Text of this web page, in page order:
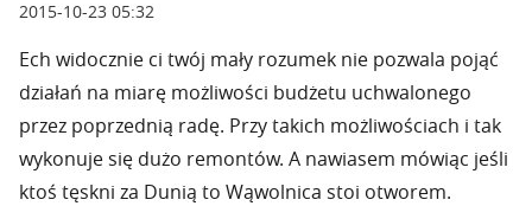
2015-10-23 05:32
Ech widocznie ci twój mały rozumek nie pozwala pojąć
działań na miarę możliwości budżetu uchwalonego
przez poprzednią radę. Przy takich możliwościach i tak
wykonuje się dużo remontów. A nawiasem mówiąc jeśli
ktoś tęskni za Dunią to Wąwolnica stoi otworem.